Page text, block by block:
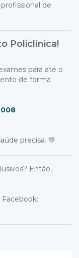
de
Policlínica!
para até o
de forma
precisa. 💚
Então,